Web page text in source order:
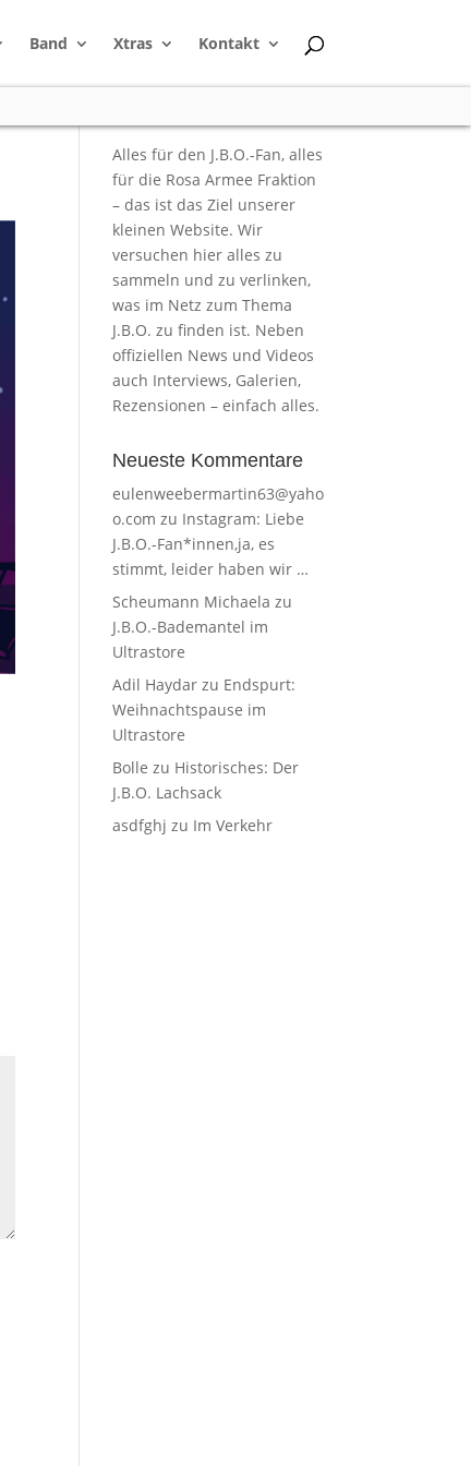
Band Xtras Kontakt
Alles für den J.B.O.-Fan, alles
für die Rosa Armee Fraktion
– das ist das Ziel unserer
kleinen Website. Wir
versuchen hier alles zu
sammeln und zu verlinken,
was im Netz zum Thema
J.B.O. zu finden ist. Neben
offiziellen News und Videos
auch Interviews, Galerien,
Rezensionen – einfach alles.
Neueste Kommentare
eulenweebermartin63@yaho
o.com zu Instagram: Liebe
J.B.O.-Fan*innen,ja, es
stimmt, leider haben wir …
Scheumann Michaela zu
J.B.O.-Bademantel im
Ultrastore
Adil Haydar zu Endspurt:
Weihnachtspause im
Ultrastore
Bolle zu Historisches: Der
J.B.O. Lachsack
asdfghj zu Im Verkehr